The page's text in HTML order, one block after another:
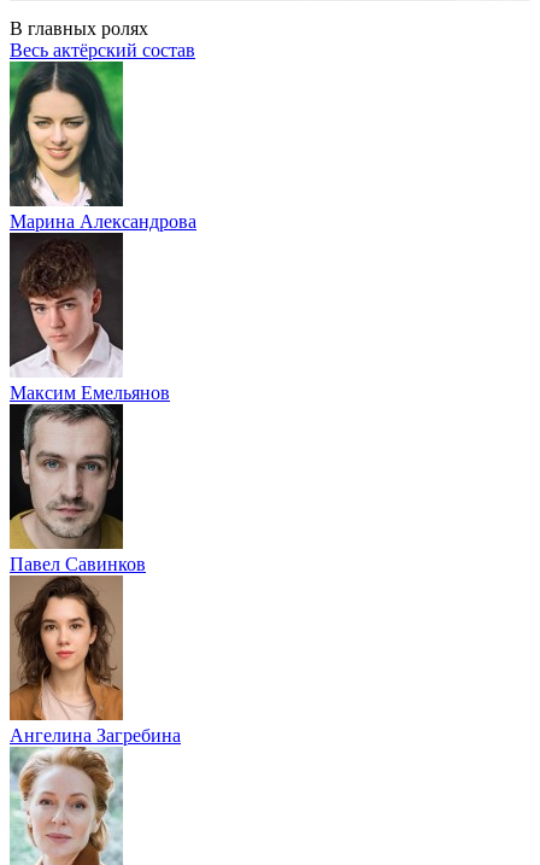
В главных ролях
Весь актёрский состав
Марина Александрова
Максим Емельянов
Павел Савинков
Ангелина Загребина